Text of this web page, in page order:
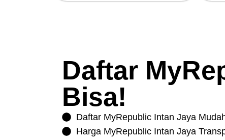
Daftar
Bisa!
Daftar MyRepublic Intan Jaya
Harga MyRepublic Intan Jaya